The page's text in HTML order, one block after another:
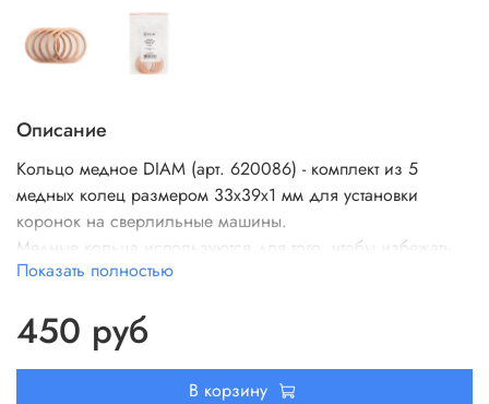
Описание
Кольцо медное DIAM (арт. 620086) - комплект из 5
медных колец размером 33х39х1 мм для установки
коронок на сверлильные машины.
Медные кольца используются для того, чтобы избежать
излишнего завинчивания и облегчить
Установка производится на шпиндель сверлильной
машины перед завинчиванием алмазной коронки.
Показать полностью
450 руб
В корзину